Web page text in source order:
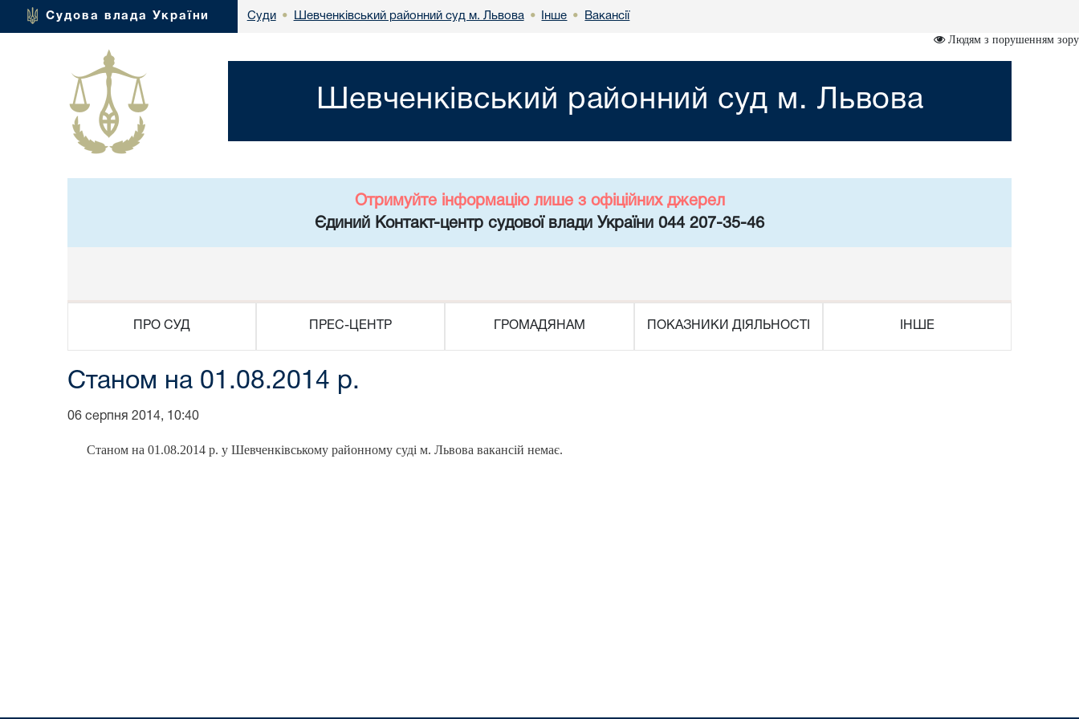
Судова влада України Суди • Шевченківський районний суд м. Львова • Інше • Вакансії
Людям з порушенням зору
Шевченківський районний суд м. Львова
Отримуйте інформацію лише з офіційних джерел
Єдиний Контакт-центр судової влади України 044 207-35-46
ПРО СУД ПРЕС-ЦЕНТР ГРОМАДЯНАМ ПОКАЗНИКИ ДІЯЛЬНОСТІ ІНШЕ
Станом на 01.08.2014 р.
06 серпня 2014, 10:40
Станом на 01.08.2014 р. у Шевченківському районному суді м. Львова вакансій немає.